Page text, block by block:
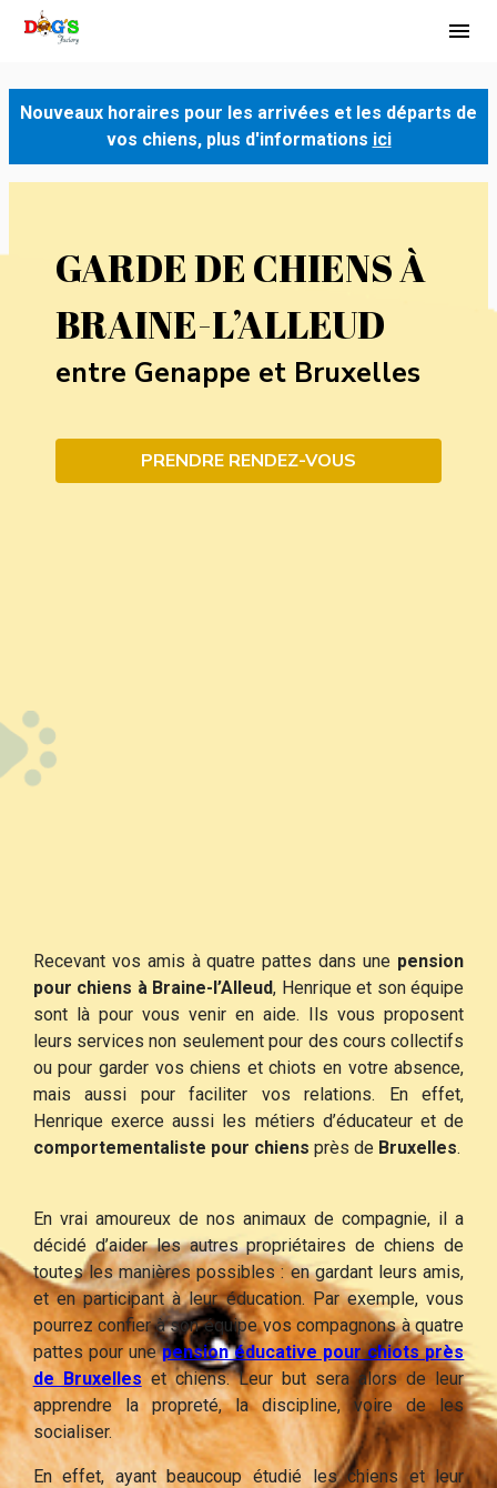
menu
Nouveaux horaires pour les arrivées et les départs de
vos chiens, plus d'informations ici
GARDE DE CHIENS À
BRAINE-L’ALLEUD
entre Genappe et Bruxelles
PRENDRE RENDEZ-VOUS
Recevant vos amis à quatre pattes dans une pension
pour chiens à Braine-l’Alleud, Henrique et son équipe
sont là pour vous venir en aide. Ils vous proposent
leurs services non seulement pour des cours collectifs
ou pour garder vos chiens et chiots en votre absence,
mais aussi pour faciliter vos relations. En effet,
Henrique exerce aussi les métiers d’éducateur et de
comportementaliste pour chiens près de Bruxelles.
En vrai amoureux de nos animaux de compagnie, il a
décidé d’aider les autres propriétaires de chiens de
toutes les manières possibles : en gardant leurs amis,
et en participant à leur éducation. Par exemple, vous
pourrez confier à son équipe vos compagnons à quatre
pattes pour unepension éducative pour chiots près
de Bruxelles et chiens. Leur but sera alors de leur
apprendre la propreté, la discipline, voire de les
socialiser.
En effet, ayant beaucoup étudié les chiens et leur
Panneau de gestion des cookies